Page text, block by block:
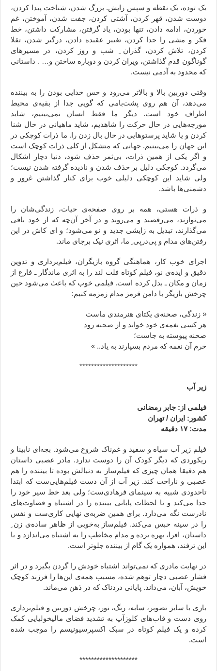
یک توده، یک نقطه و سپس زایش. بزرگ شدن، شناخت پیدا کردن،
دوست شدن، قهر کردن، آشتی کردن، جفت شدن، آموختن، غم
خوردن، ادامه دادن، تنها بودن، یاد گرفتن، مشارکت داشتن، خط
فکر و مشی را جدا کردن، تغییر عقیده دادن، درگیر شدن، تقلا
کردن، تلاش کردن، گذران ِ شب و روز کردن، در مسیرهای
گوناگون قدم گذاشتن، ویران کردن و دوباره ساختن و… . داستانی
که محدود به آدمی نیست.
وقتی دوربین بالا و بالاتر می‌رود و حس خدایی بودن را به بیننده
می‌دهد، آن هم روی پشت‌بامی که گویی جدا از بقیه‌ی محیط
اطراف خود است. دیگر ما فقط انسان نمی‌بینیم، شاید
مورچه‌هایی در حال حرکت را شاهدیم، شاید ماهیانی در حال شنا
کردن و یا شاید پرستوهایی در حال بال زدن را. ما ذرات کوچکی در
این جهان را می‌بینیم. جهانی که متشکل از کلی ذرات کوچک است
و اگر یکی از همین ذرات، بی‌ثمر حذف شود، دنیا دچار اشکال
می‌گردد. کوچکی دلیل بر حذف شدن و نادیده گرفته شدن نیست؛
ولی شاید این کوچکی دلیلی خوب برای کنار گذاشتن غرور و
دشمنی‌ها باشد.
و ذرات هستی، همه بر روی صفحه‌ی حیات، زندگی‌شان را
می‌نوازند، می‌رقصند و می‌روند و در آخر آن‌چه که از خود باقی
می‌گذارند، تبدیل به زایشی جدید و نو می‌شود؛ و ای کاش در این
رفتن‌‌های مدام و پی‌درپی ِ ما، اثری نیک برجای ماند.
اجرای خوب کار، هماهنگی گروه بازیگران، فیلم‌برداری و تدوین
دقیق و ایده‌ی نو، فیلم کوتاه فلت لند را به اثری ماندگار ـ فارغ از
زمان و مکان ـ بدل کرده است. فیلمی خوب که باعث می‌شود حین
چرخش بازیگر با دامن قرمز مدام زمزمه کنیم:
« زندگی، صحنه‌ی یکتای هنرمندی ماست
هر کسی نغمه‌ی خود خواند و از صحنه رود
صحنه پیوسته به جاست؛
خرم آن نغمه که مردم بسپارند به یاد.. »
********************
زیر آب
فیلمی از: جابر رمضانی
کشور: ایران / تهران
مدت: ۱۷ دقیقه
فیلم زیر آب سیاه و سفید و غم‌ناک شروع می‌شود. بچه‌ای نابینا و
ریکوردی که دیگر کودک آن را دوست ندارد. مادر عصبی داستان
هم دقیقا همان‌ چیزی که فیلم‌ساز به دنبالش بوده تا بیننده را هم
عصبی و ناراحت کند. زیر آب از آن دست فیلم‌‌هایی‌ست که ابتدا
تاحدودی شبیه به سینمای فرهادی‌ست؛ ولی بعد خط سیر خود را
جدا می‌کند و تا لحظات پایانی بیننده را در اشتباه و قضاوت‌های
نادرست نگه می‌‌دارد. برای همین ضربه‌ی نهایی کاری‌ست و نفس
را در سینه حبس می‌کند. فیلم‌ساز به‌خوبی از ظاهر ساده‌ی زن ِ
داستان،‌ افرا، بهره برده و مدام مخاطب را به اشتباه می‌اندازد و با
این ترفند، همواره یک گام از بیننده جلوتر است.
در نهایت مادری که نمی‌تواند اشتباه خودش را گردن بگیرد و در اثر
فشار عصبی دچار توهم شده، مسبب همه‌ی این‌ها را فرزند کوچک
خویش، آبان، می‌داند. پایانی دردناک که در ذهن می‌ماند.
بازی با سایز تصویر، سایه، رنگ، نور، چرخش دوربین و فیلم‌برداری
روی دست و قاب‌های کلوزآپ به تشدید فضای مالیخولیایی کمک
کرده و یک فیلم کوتاه در سبک اکسپرسیونیسم را موجب شده
است.
********************